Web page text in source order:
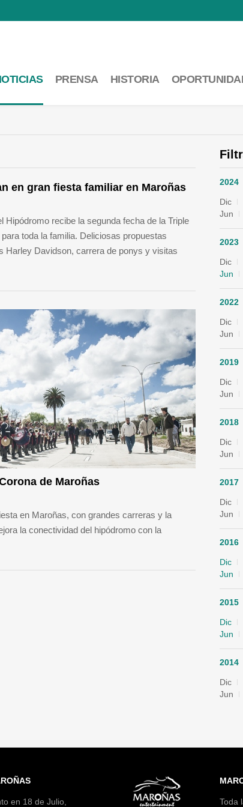
PRENSA HISTORIA
en gran fiesta familiar en Maroñas
Hipódromo recibe la segunda fecha de la Triple
toda la familia. Deliciosas propuestas
Harley Davidson, carrera de ponys y visitas
de Maroñas
en Maroñas, con grandes carreras y la
la conectividad del hipódromo con la
2024
Dic
Jun
2023
Dic
Jun
2022
Dic
Jun
2019
Dic
Jun
2018
Dic
Jun
2017
Dic
Jun
2016
Dic
Jun
2015
Dic
Jun
2014
Dic
Jun
en 18 de Julio, Toda